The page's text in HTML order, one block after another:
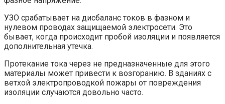
УЗО срабатывает на дисбаланс токов в фазном и
нулевом проводах защищаемой электросети. Это
бывает, когда происходит пробой изоляции и появляется
дополнительная утечка.
Протекание тока через не предназначенные для этого
материалы может привести к возгоранию. В зданиях с
ветхой электропроводкой пожары от повреждения
изоляции случаются довольно часто.